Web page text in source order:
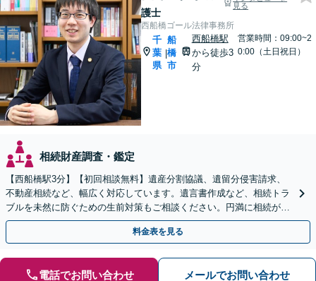
護士
見る
西船橋ゴール法律事務所
千
葉
県
|
船
橋
市
西船橋駅
から徒歩3
分
営業時間：09:00~2
0:00（土日祝日）
相続財産調査・鑑定
【西船橋駅3分】【初回相談無料】遺産分割協議、遺留分侵害請求、
不動産相続など、幅広く対応しています。遺言書作成など、相続トラ
ブルを未然に防ぐための生前対策もご相談ください。円満に相続が終
えられるよう、全力でサポートいたします。
料金表を見る
電話でお問い合わせ メールでお問い合わせ